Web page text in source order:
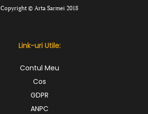
Copyright © Arta Sarmei 2018
Link-uri Utile:
Contul Meu
Cos
GDPR
ANPC